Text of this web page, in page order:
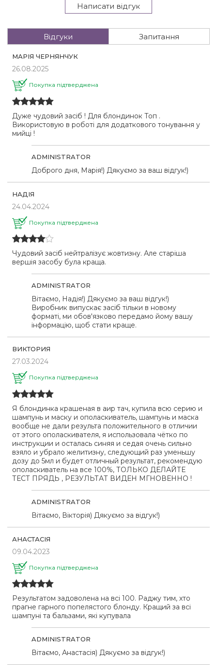
Написати відгук
Відгуки Запитання
МАРІЯ ЧЕРНЯНЧУК
26.08.2025
Покупка підтверджена
Дуже чудовий засіб ! Для блондинок Топ .
Використовую в роботі для додаткового тонування у
мийці !
ADMINISTRATOR
Доброго дня, Марія!) Дякуємо за ваш відгук!)
НАДІЯ
24.04.2024
Покупка підтверджена
Чудовий засіб нейтралізує жовтизну. Але старіша
вершія засобу була краща.
ADMINISTRATOR
Вітаємо, Надія!) Дякуємо за ваш відгук!)
Виробник випускає засіб тільки в новому
форматі, ми обов'язково передамо йому вашу
інформацію, щоб стати краще.
ВИКТОРИЯ
27.03.2024
Покупка підтверджена
Я блондинка крашеная в аир тач, купила всю серию и
шампунь и маску и ополаскиватель, шампунь и маска
вообще не дали результа положительного в отличии
от этого ополаскивателя, я использовала чётко по
инструкции и осталась синяя и седая очень сильно
взяло и убрало желитизну, следующий раз уменьшу
дозу до 5мл и будет отличный результат, рекомендую
ополаскиватель на все 100%, ТОЛЬКО ДЕЛАЙТЕ
ТЕСТ ПРЯДЬ , РЕЗУЛЬТАТ ВИДЕН МГНОВЕННО !
ADMINISTRATOR
Вітаємо, Вікторія) Дякуємо за відгук!)
АНАСТАСІЯ
09.04.2023
Покупка підтверджена
Результатом задоволена на всі 100. Раджу тим, хто
прагне гарного попелястого блонду. Кращий за всі
шампуні та бальзами, які купувала
ADMINISTRATOR
Вітаємо, Анастасія) Дякуємо за відгук!)